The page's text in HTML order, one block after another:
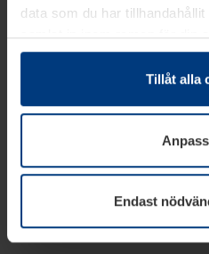
data som du har
samlat in inom ramen för din
Juridiskt kan vi lagra kakor
absolut nödvändiga för
godkännande kan du när
informationen om kakor
vår webbplats.
Tillåt alla
Endast